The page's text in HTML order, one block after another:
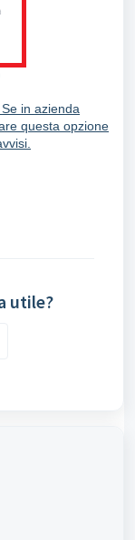
in azienda
questa opzione
utile?